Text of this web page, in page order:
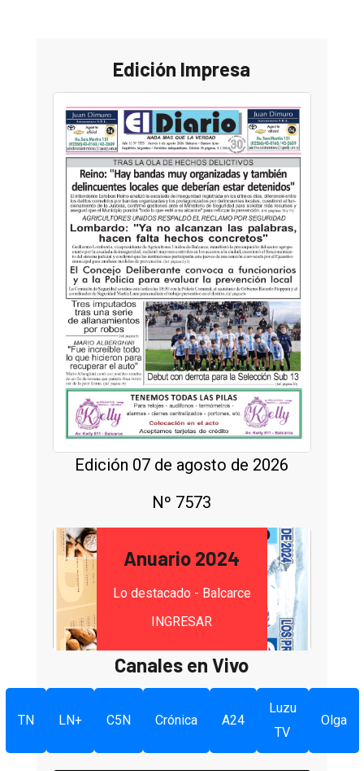
Edición Impresa
Edición 07 de agosto de 2026
Nº 7573
Anuario 2024
Lo destacado - Balcarce
INGRESAR
Canales en Vivo
TN LN+ C5N Crónica A24
Luzu
TV
Olga